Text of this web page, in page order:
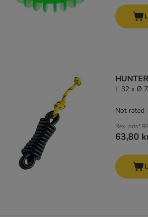
L 32 x Ø
Rek. pris*
63,80
Not rated